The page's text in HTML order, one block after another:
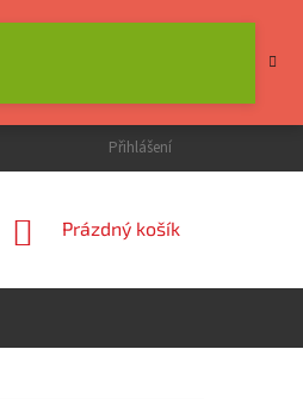
Přihlášení
NÁKUPNÍ
Prázdný košík